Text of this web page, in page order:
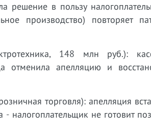
решение в пользу
производство) повторяет
148 млн руб.):
отменила апелляцию и
торговля): апелляция
налогоплательщик не готовит